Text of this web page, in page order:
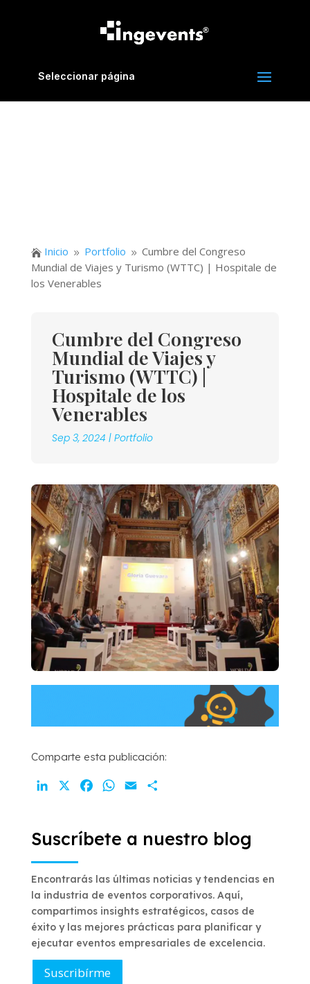
Seleccionar página
 Inicio 9 Portfolio 9 Cumbre del Congreso
Mundial de Viajes y Turismo (WTTC) | Hospitale de
los Venerables
Cumbre del Congreso
Mundial de Viajes y
Turismo (WTTC) |
Hospitale de los
Venerables
Sep 3, 2024 | Portfolio
Comparte esta publicación:
LinkedIn Facebook
WhatsApp
Email
Suscríbete a nuestro blog
Encontrarás las últimas noticias y tendencias en
la industria de eventos corporativos. Aquí,
compartimos insights estratégicos, casos de
éxito y las mejores prácticas para planificar y
ejecutar eventos empresariales de excelencia.
Suscribírme